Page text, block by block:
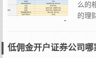
么的
的理
低佣金开户证券公司哪